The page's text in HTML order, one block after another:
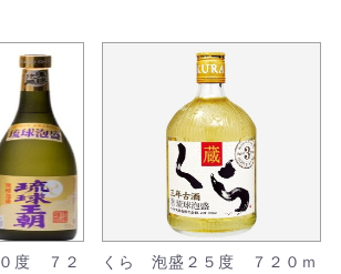
度 ７２
くら 泡盛２５度 ７２０ｍ